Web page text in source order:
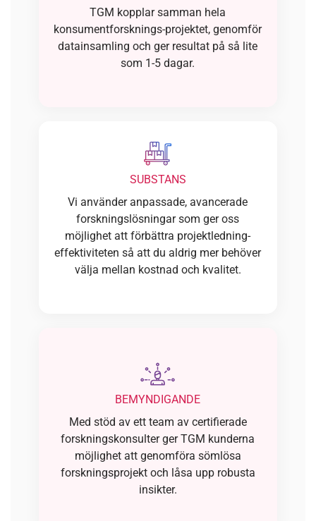
TGM kopplar samman hela
konsumentforsknings-projektet, genomför
datainsamling och ger resultat på så lite
som 1-5 dagar.
SUBSTANS
Vi använder anpassade, avancerade
forskningslösningar som ger oss
möjlighet att förbättra projektledning-
effektiviteten så att du aldrig mer behöver
välja mellan kostnad och kvalitet.
BEMYNDIGANDE
Med stöd av ett team av certifierade
forskningskonsulter ger TGM kunderna
möjlighet att genomföra sömlösa
forskningsprojekt och låsa upp robusta
insikter.